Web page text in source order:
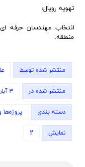
تهویه رویال؛
انتخاب مهندسان حرفه
منطقه.
منتشر شده توسط
منتشر شده در ۳ آبان ۱۴۰۴
دسته بندی
نمایش 2